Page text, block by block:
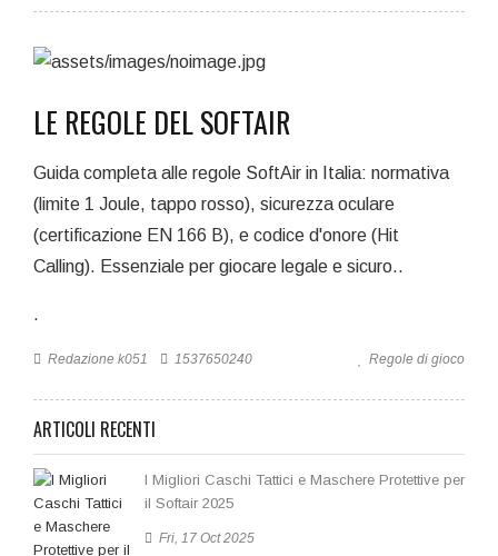
LE REGOLE DEL SOFTAIR
Guida completa alle regole SoftAir in Italia: normativa
(limite 1 Joule, tappo rosso), sicurezza oculare
(certificazione EN 166 B), e codice d'onore (Hit
Calling). Essenziale per giocare legale e sicuro..
.
Redazione k051 1537650240 Regole di gioco
ARTICOLI RECENTI
I Migliori Caschi Tattici e Maschere Protettive per
il Softair 2025
Fri, 17 Oct 2025